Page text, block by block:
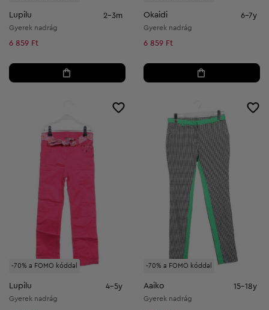
Lupilu 2-3m
Gyerek nadrág
6 859 Ft
Okaidi 6-7y
Gyerek nadrág
6 859 Ft
-70% a FOMO kóddal
Lupilu 4-5y
Gyerek nadrág
-70% a FOMO kóddal
Aaiko 15-18y
Gyerek nadrág